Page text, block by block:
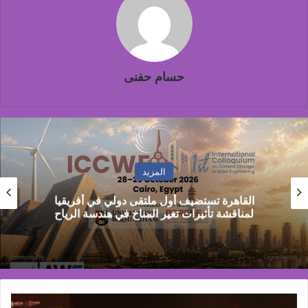
حسام حفنى
المزيد
تستضيف أول ملتقى دولي في أفريقيا
تأثيرات تغير المناخ في هندسة الرياح
بنك